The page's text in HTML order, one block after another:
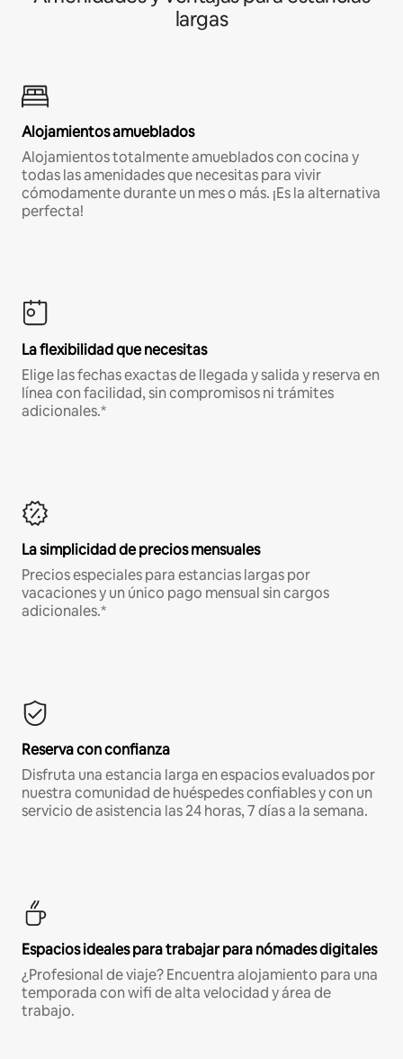
largas
Alojamientos amueblados
Alojamientos totalmente amueblados con cocina y
todas las amenidades que necesitas para vivir
cómodamente durante un mes o más. ¡Es la alternativa
perfecta!
La flexibilidad que necesitas
Elige las fechas exactas de llegada y salida y reserva en
línea con facilidad, sin compromisos ni trámites
adicionales.*
La simplicidad de precios mensuales
Precios especiales para estancias largas por
vacaciones y un único pago mensual sin cargos
adicionales.*
Reserva con confianza
Disfruta una estancia larga en espacios evaluados por
nuestra comunidad de huéspedes confiables y con un
servicio de asistencia las 24 horas, 7 días a la semana.
Espacios ideales para trabajar para nómades digitales
¿Profesional de viaje? Encuentra alojamiento para una
temporada con wifi de alta velocidad y área de
trabajo.